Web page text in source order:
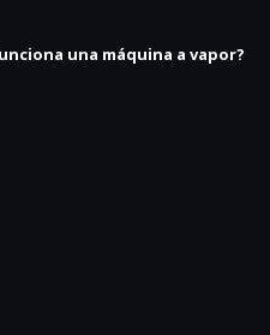
una máquina a vapor?